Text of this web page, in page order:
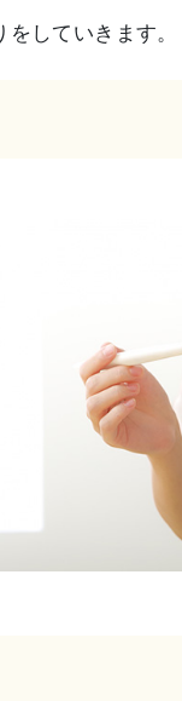
していきます。